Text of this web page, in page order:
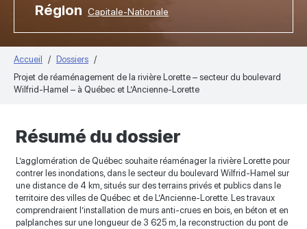
Région Capitale-Nationale
Accueil
Dossiers
Projet de réaménagement de la rivière Lorette – secteur du boulevard
Wilfrid-Hamel – à Québec et L’Ancienne-Lorette
Résumé du dossier
L’agglomération de Québec souhaite réaménager la rivière Lorette pour
contrer les inondations, dans le secteur du boulevard Wilfrid-Hamel sur
une distance de 4 km, situés sur des terrains privés et publics dans le
territoire des villes de Québec et de L’Ancienne-Lorette. Les travaux
comprendraient l’installation de murs anti-crues en bois, en béton et en
palplanches sur une longueur de 3 625 m, la reconstruction du pont de